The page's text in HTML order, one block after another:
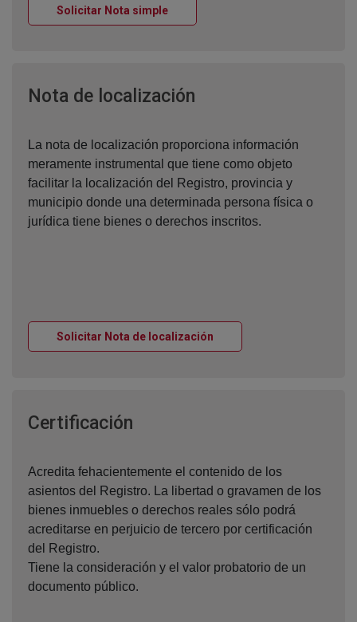
Solicitar Nota simpleVentana nueva
Nota de localización
La nota de localización proporciona información
meramente instrumental que tiene como objeto
facilitar la localización del Registro, provincia y
municipio donde una determinada persona física o
jurídica tiene bienes o derechos inscritos.
Solicitar Nota de localización
Certificación
Acredita fehacientemente el contenido de los
asientos del Registro. La libertad o gravamen de los
bienes inmuebles o derechos reales sólo podrá
acreditarse en perjuicio de tercero por certificación
del Registro.
Tiene la consideración y el valor probatorio de un
documento público.